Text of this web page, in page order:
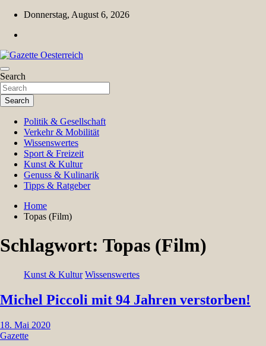
Skip
content
Donnerstag, August 6, 2026
Gazette Oesterreich
Magazin für Freizeit, Politik, Kultur & Wissenschaft
Search
Search
Politik & Gesellschaft
Verkehr & Mobilität
Wissenswertes
Sport & Freizeit
Kunst & Kultur
Genuss & Kulinarik
Tipps & Ratgeber
Home
Topas (Film)
Schlagwort: Topas (Film)
Kunst & Kultur Wissenswertes
Michel Piccoli mit 94 Jahren verstorben!
18. Mai 2020
Gazette